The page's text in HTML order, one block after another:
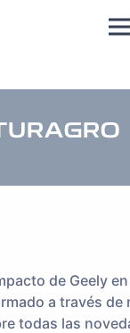
de Geely
a través de
todas las